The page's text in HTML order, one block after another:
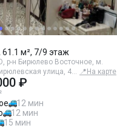
61.1 м², 7/9 этаж
р-н Бирюлево Восточное, м.
улица, 4… 📍 На карте
₽
12 мин
12 мин
15 мин